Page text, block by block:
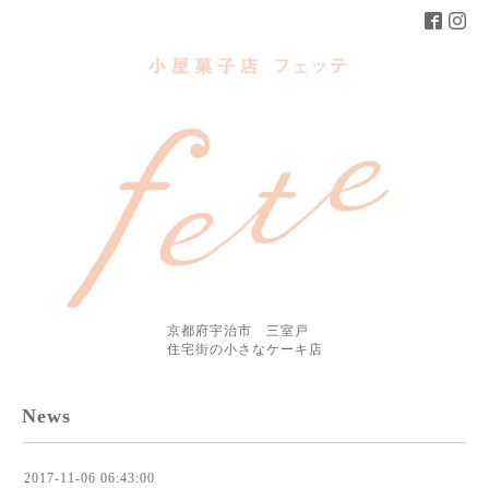
京都府宇治市 三室戸
住宅街の小さなケーキ店
News
2017-11-06 06:43:00